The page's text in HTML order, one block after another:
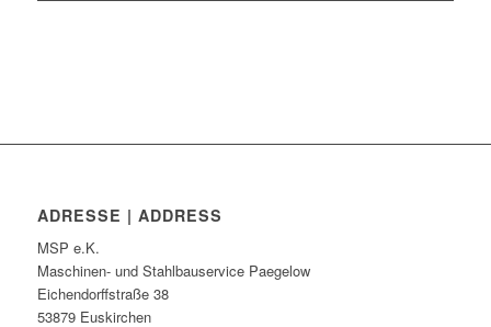
ADRESSE | ADDRESS
MSP e.K.
Maschinen- und Stahlbauservice Paegelow
Eichendorffstraße 38
53879 Euskirchen